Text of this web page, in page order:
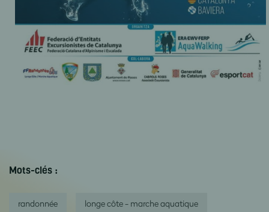
Mots-clés :
randonnée longe côte - marche aquatique